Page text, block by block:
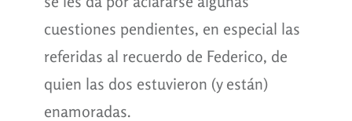
cuestiones pendientes, en especial las
referidas al recuerdo de Federico, de
quien las dos estuvieron (y están)
enamoradas.